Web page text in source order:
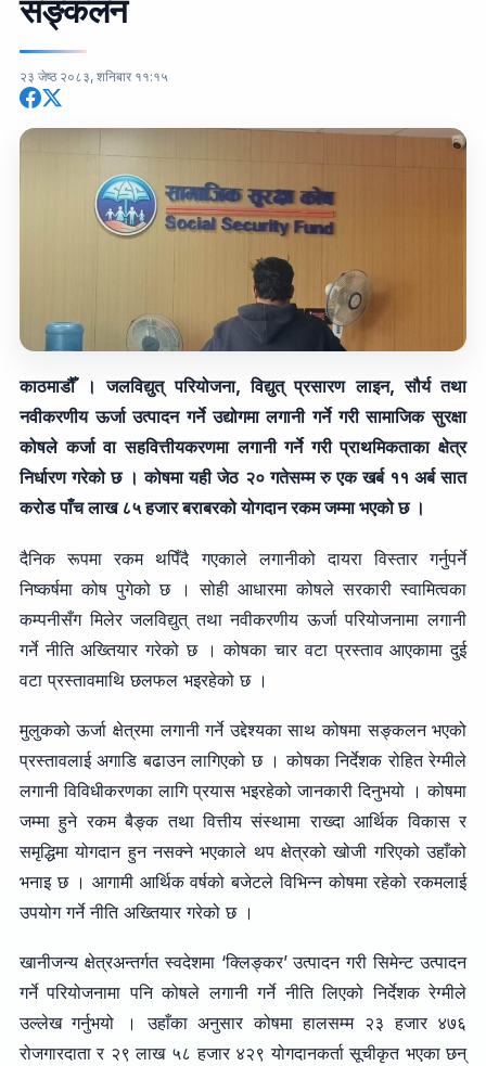
सङ्कलन
२३ जेष्ठ २०८३, शनिबार ११:१५
काठमाडौँ । जलविद्युत् परियोजना, विद्युत् प्रसारण लाइन, सौर्य तथा
नवीकरणीय ऊर्जा उत्पादन गर्ने उद्योगमा लगानी गर्ने गरी सामाजिक सुरक्षा
कोषले कर्जा वा सहवित्तीयकरणमा लगानी गर्ने गरी प्राथमिकताका क्षेत्र
निर्धारण गरेको छ । कोषमा यही जेठ २० गतेसम्म रु एक खर्ब ११ अर्ब सात
करोड पाँच लाख ८५ हजार बराबरको योगदान रकम जम्मा भएको छ ।
दैनिक रूपमा रकम थपिँदै गएकाले लगानीको दायरा विस्तार गर्नुपर्ने
निष्कर्षमा कोष पुगेको छ । सोही आधारमा कोषले सरकारी स्वामित्वका
कम्पनीसँग मिलेर जलविद्युत् तथा नवीकरणीय ऊर्जा परियोजनामा लगानी
गर्ने नीति अख्तियार गरेको छ । कोषका चार वटा प्रस्ताव आएकामा दुई
वटा प्रस्तावमाथि छलफल भइरहेको छ ।
मुलुकको ऊर्जा क्षेत्रमा लगानी गर्ने उद्देश्यका साथ कोषमा सङ्कलन भएको
प्रस्तावलाई अगाडि बढाउन लागिएको छ । कोषका निर्देशक रोहित रेग्मीले
लगानी विविधीकरणका लागि प्रयास भइरहेको जानकारी दिनुभयो । कोषमा
जम्मा हुने रकम बैङ्क तथा वित्तीय संस्थामा राख्दा आर्थिक विकास र
समृद्धिमा योगदान हुन नसक्ने भएकाले थप क्षेत्रको खोजी गरिएको उहाँको
भनाइ छ । आगामी आर्थिक वर्षको बजेटले विभिन्न कोषमा रहेको रकमलाई
उपयोग गर्ने नीति अख्तियार गरेको छ ।
खानीजन्य क्षेत्रअन्तर्गत स्वदेशमा ‘क्लिङ्कर’ उत्पादन गरी सिमेन्ट उत्पादन
गर्ने परियोजनामा पनि कोषले लगानी गर्ने नीति लिएको निर्देशक रेग्मीले
उल्लेख गर्नुभयो । उहाँका अनुसार कोषमा हालसम्म २३ हजार ४७६
रोजगारदाता र २९ लाख ५८ हजार ४२९ योगदानकर्ता सूचीकृत भएका छन्